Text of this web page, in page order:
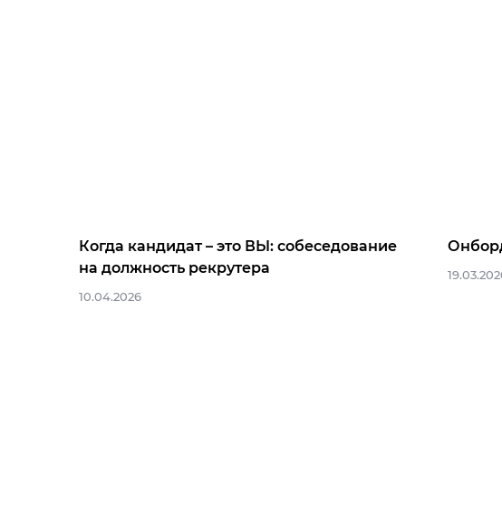
Когда кандидат – это ВЫ: собеседование
на должность рекрутера
10.04.2026